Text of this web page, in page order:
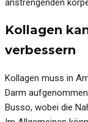
anstrengenden
Kollagen
verbessern
Kollagen muss in
Darm
Busso, wobei die